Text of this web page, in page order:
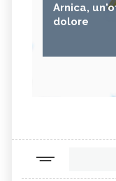
Arnica,
dolore